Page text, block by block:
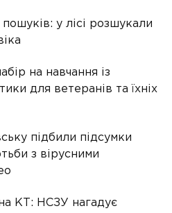
у лісі розшукали
на навчання із
для ветеранів та їхніх
підбили підсумки
з вірусними
КТ: НСЗУ нагадує